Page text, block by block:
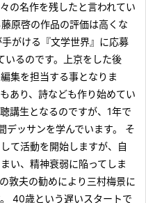
の名作を残したと言われてい
原啓の作品の評価は高くな
がける『文学世界』に応募
いるのです。上京をした後
集を担当する事となりま
あり、詩なども作り始めてい
講生となるのですが、1年で
デッサンを学んでいます。 そ
て活動を開始しますが、自
い、精神衰弱に陥ってしま
敦夫の勧めにより三村梅景に
40歳という遅いスタートで